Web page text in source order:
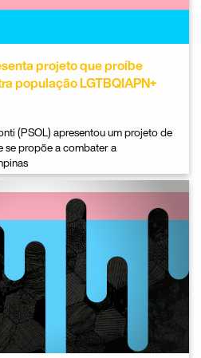
projeto que proíbe
população LGTBQIAPN+
(PSOL) apresentou um projeto de
se propõe a combater a